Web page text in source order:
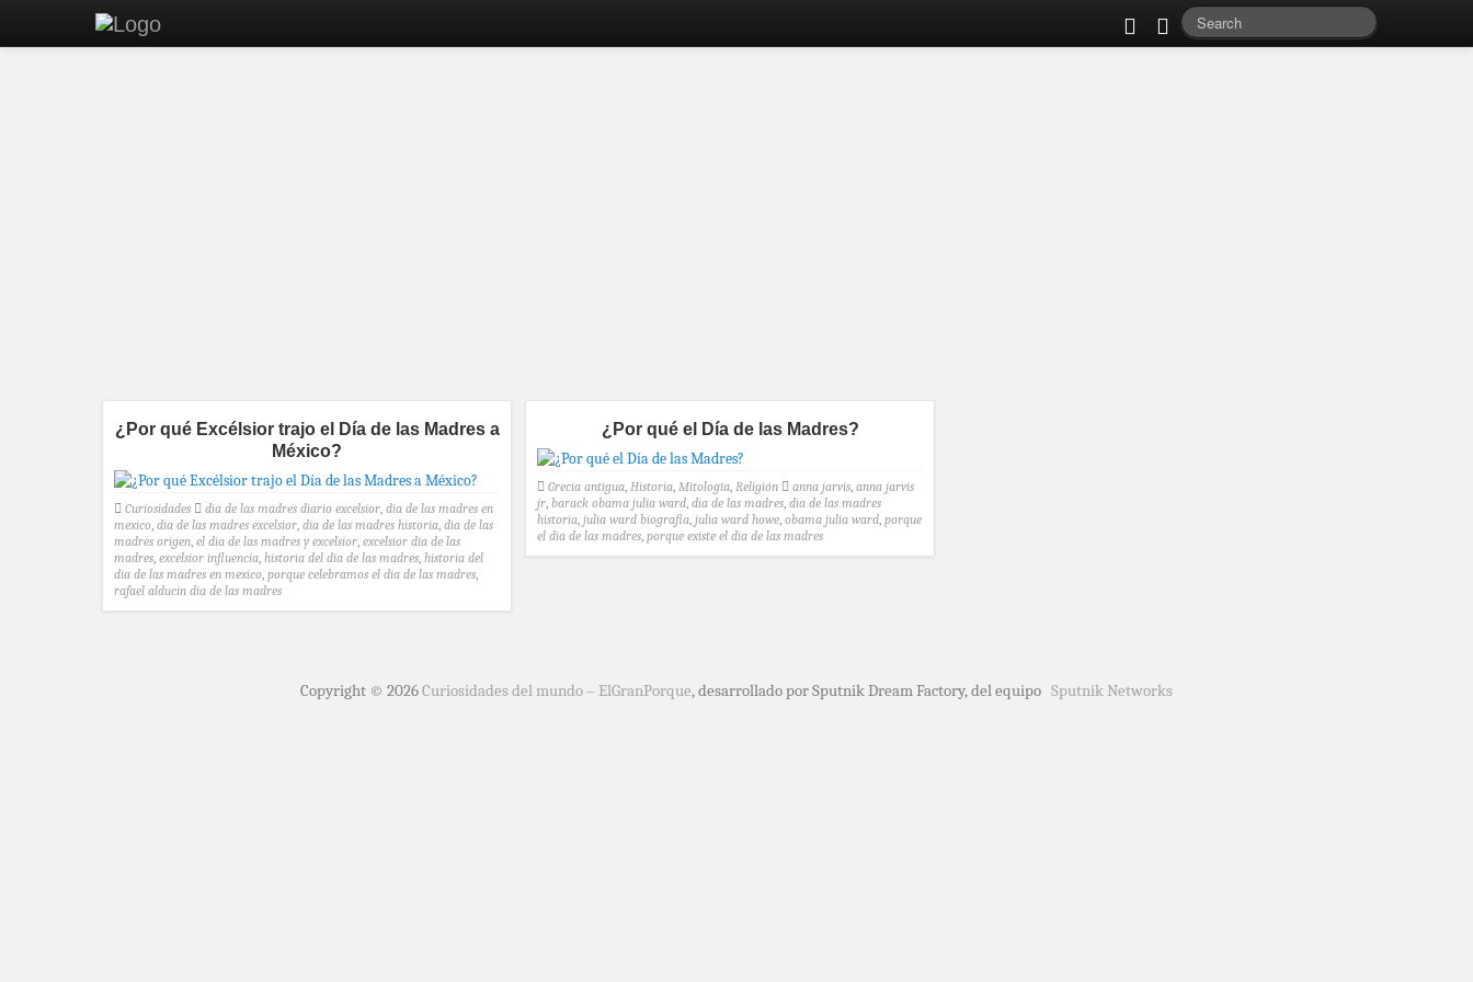
¿Por qué Excélsior trajo el Día de las Madres a
México?
Curiosidades dia de las madres diario excelsior, dia de las madres en
mexico, dia de las madres excelsior, dia de las madres historia, dia de las
madres origen, el dia de las madres y excelsior, excelsior dia de las
madres, excelsior influencia, historia del dia de las madres, historia del
dia de las madres en mexico, porque celebramos el dia de las madres,
rafael alducin dia de las madres
¿Por qué el Día de las Madres?
Grecia antigua,Historia,Mitología,Religión anna jarvis,anna jarvis
jr,barack obama julia ward,dia de las madres,dia de las madres
historia,julia ward biografia,julia ward howe,obama julia ward,porque
el dia de las madres,porque existe el dia de las madres
Copyright © 2026Curiosidades del mundo – ElGranPorque, desarrollado por Sputnik Dream Factory, del equipo Sputnik Networks